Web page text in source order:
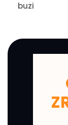
buzi